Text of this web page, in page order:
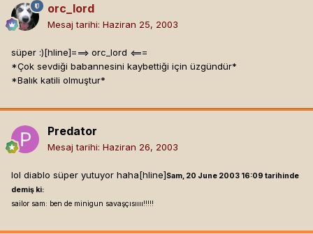
orc_lord
Mesaj tarihi: Haziran 25, 2003
süper :)[hline]===> orc_lord <===
*Çok sevdiği babannesini kaybettiği için üzgündür*
*Balık katili olmuştur*
Predator
Mesaj tarihi: Haziran 26, 2003
lol diablo süper yutuyor haha[hline]Sam, 20 June 2003 16:09 tarihinde
demiş ki:
sailor sam: ben de minigun savaşçısıııı!!!!!